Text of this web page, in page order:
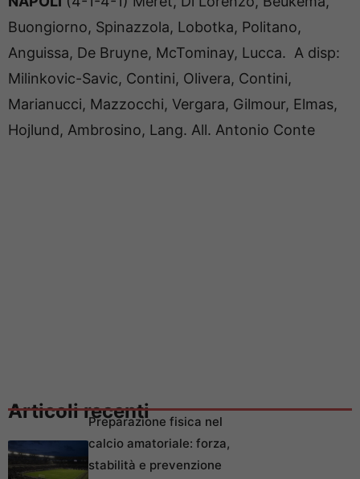
Buongiorno, Spinazzola, Lobotka, Politano,
Anguissa, De Bruyne, McTominay, Lucca. A disp:
Milinkovic-Savic, Contini, Olivera, Contini,
Marianucci, Mazzocchi, Vergara, Gilmour, Elmas,
Hojlund, Ambrosino, Lang. All. Antonio Conte
Articoli recentiPreparazione fisica nel
calcio amatoriale: forza,
stabilità e prevenzione